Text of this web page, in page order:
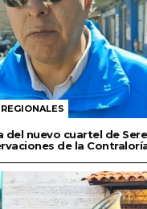
del nuevo cuartel de
de la